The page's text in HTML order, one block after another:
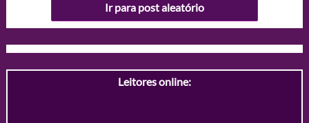
Ir para post aleatório
Leitores online: